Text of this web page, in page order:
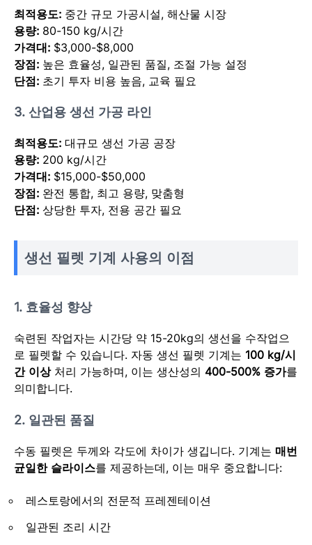
최적용도: 중간 규모 가공시설, 해산물 시장
용량: 80-150 kg/시간
가격대: $3,000-$8,000
장점: 높은 효율성, 일관된 품질, 조절 가능 설정
단점: 초기 투자 비용 높음, 교육 필요
3. 산업용 생선 가공 라인
최적용도: 대규모 생선 가공 공장
용량: 200 kg/시간
가격대: $15,000-$50,000
장점: 완전 통합, 최고 용량, 맞춤형
단점: 상당한 투자, 전용 공간 필요
생선 필렛 기계 사용의 이점
1. 효율성 향상
숙련된 작업자는 시간당 약 15-20kg의 생선을 수작업으
로 필렛할 수 있습니다. 자동 생선 필렛 기계는 100 kg/시
간 이상처리 가능하며, 이는 생산성의 400-500% 증가를
의미합니다.
2. 일관된 품질
수동 필렛은 두께와 각도에 차이가 생깁니다. 기계는 매번
균일한 슬라이스를 제공하는데, 이는 매우 중요합니다:
레스토랑에서의 전문적 프레젠테이션
일관된 조리 시간